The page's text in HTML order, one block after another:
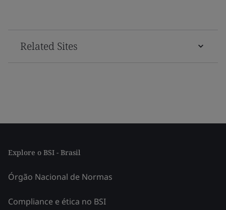
Related Sites
Explore o BSI - Brasil
Órgão Nacional de Normas
Compliance e ética no BSI